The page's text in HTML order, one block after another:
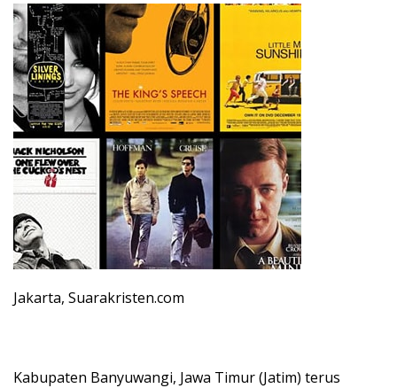
Jakarta, Suarakristen.com
Kabupaten Banyuwangi, Jawa Timur (Jatim) terus